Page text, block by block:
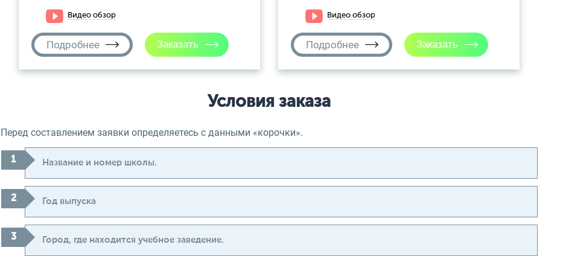
Видео обзор
Подробнее
Видео обзор
Подробнее
Условия заказа
Перед составлением заявки определяетесь с данными «корочки».
Название и номер школы.
Год выпуска
Город, где находится учебное заведение.